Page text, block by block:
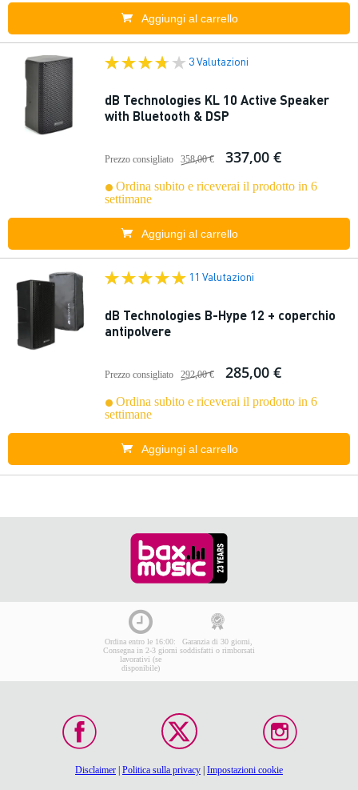
Aggiungi al carrello
3 Valutazioni
dB Technologies KL 10 Active Speaker
with Bluetooth & DSP
Prezzo consigliato 358,00 € 337,00 €
Ordina subito e riceverai il prodotto in 6
settimane
Aggiungi al carrello
11 Valutazioni
dB Technologies B-Hype 12 + coperchio
antipolvere
Prezzo consigliato 292,00 € 285,00 €
Ordina subito e riceverai il prodotto in 6
settimane
Aggiungi al carrello
Ordina entro le 16:00:
Consegna in 2-3 giorni
lavorativi (se
disponibile)
Garanzia di 30 giorni,
soddisfatti o rimborsati
Disclaimer Politica sulla privacy Impostazioni cookie